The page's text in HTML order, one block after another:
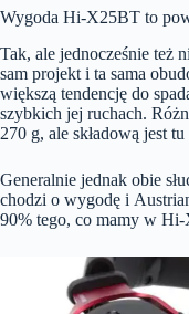
Wygoda Hi-X25BT to
Tak, ale jednocześnie też
sam projekt i ta sama
większą tendencję do
szybkich jej ruchach.
270 g, ale składową jest
Generalnie jednak obie
chodzi o wygodę i
90% tego, co mamy w Hi-